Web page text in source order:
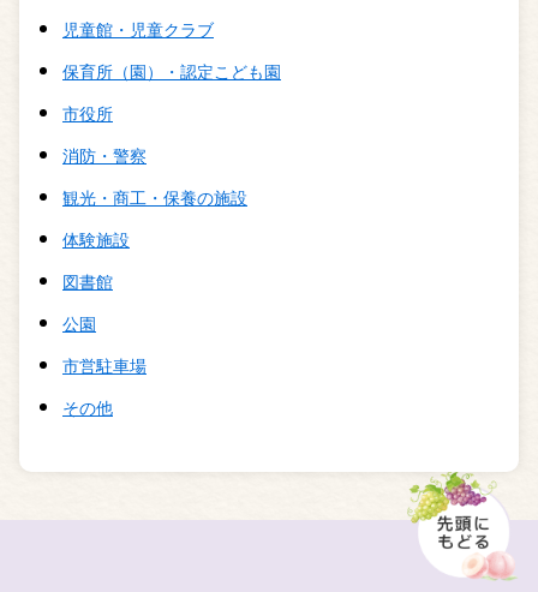
児童館・児童クラブ
保育所（園）・認定こども園
市役所
消防・警察
観光・商工・保養の施設
体験施設
図書館
公園
市営駐車場
その他